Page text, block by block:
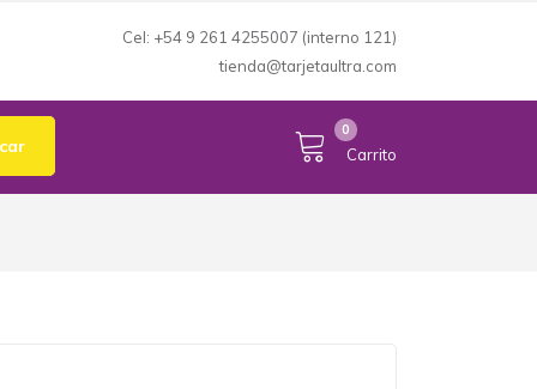
Cel: +54 9 261 4255007 (interno 121)
tienda@tarjetaultra.com
Carrito
0